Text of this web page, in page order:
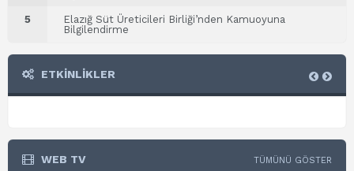
5
Elazığ Süt Üreticileri Birliği’nden Kamuoyuna
Bilgilendirme
ETKİNLİKLER
WEB TV TÜMÜNÜ GÖSTER